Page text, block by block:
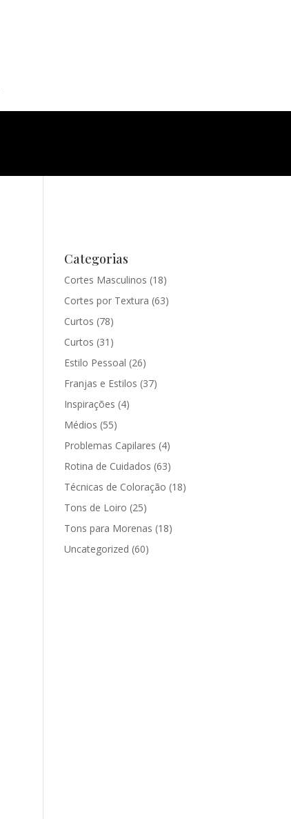
Categorias
Cortes Masculinos (18)
Cortes por Textura (63)
Curtos (78)
Curtos (31)
Estilo Pessoal (26)
Franjas e Estilos (37)
Inspirações (4)
Médios (55)
Problemas Capilares (4)
Rotina de Cuidados (63)
Técnicas de Coloração (18)
Tons de Loiro (25)
Tons para Morenas (18)
Uncategorized (60)